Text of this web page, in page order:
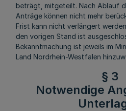
beträgt, mitgeteilt. Nach Ablauf
Anträge können nicht mehr
Frist kann nicht verlängert
den vorigen Stand ist
Bekanntmachung ist jeweils im
Land Nordrhein-Westfalen
§ 3
Notwendige